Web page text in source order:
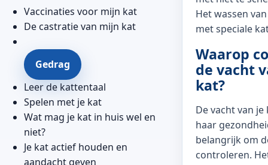
Vaccinaties voor mijn kat
De castratie van mijn kat
Gedrag
Leer de kattentaal
Spelen met je kat
Wat mag je kat in huis wel en
niet?
Je kat actief houden en
aandacht geven
Het wassen
met speciale
Waarop
de vacht
kat?
De vacht van
haar
belangrijk om
controleren.